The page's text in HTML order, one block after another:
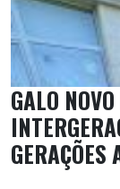
GALO
GERAÇÕES